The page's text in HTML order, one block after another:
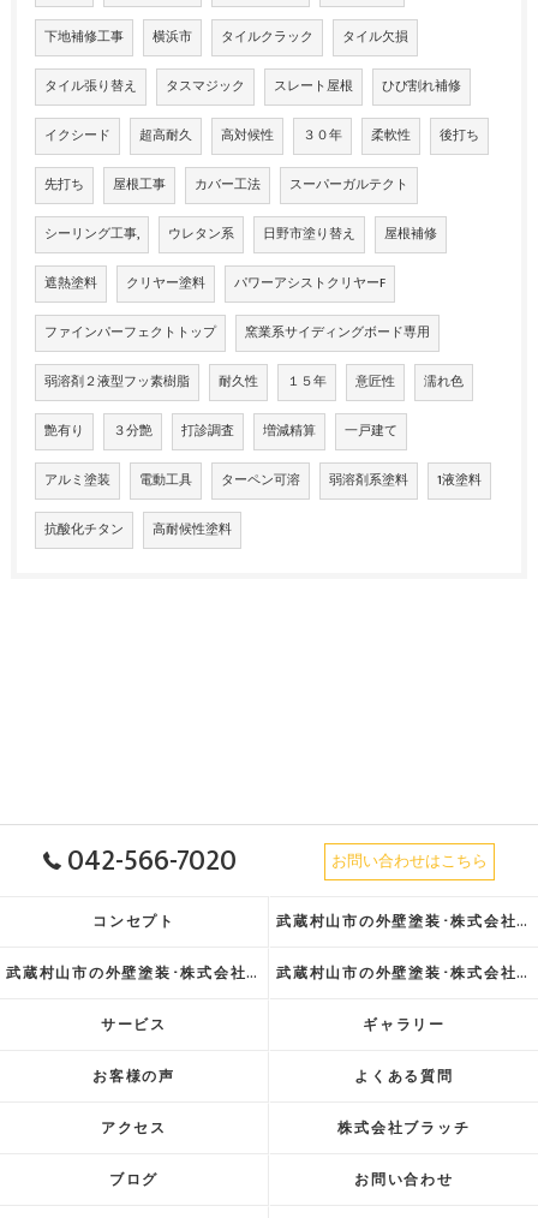
下地補修工事 横浜市 タイルクラック タイル欠損
タイル張り替え タスマジック スレート屋根 ひび割れ補修
イクシード 超高耐久 高対候性 ３０年 柔軟性 後打ち
先打ち 屋根工事 カバー工法 スーパーガルテクト
シーリング工事, ウレタン系 日野市塗り替え 屋根補修
遮熱塗料 クリヤー塗料 パワーアシストクリヤーF
ファインパーフェクトトップ 窯業系サイディングボード専用
弱溶剤２液型フッ素樹脂 耐久性 １５年 意匠性 濡れ色
艶有り ３分艶 打診調査 増減精算 一戸建て
アルミ塗装 電動工具 ターペン可溶 弱溶剤系塗料 1液塗料
抗酸化チタン 高耐候性塗料
042-566-7020 お問い合わせはこちら
コンセプト 武蔵村山市の外壁塗装･株式会社ブラッチの口コミ情報
武蔵村山市の外壁塗装･株式会社ブラッチの評判 武蔵村山市の外壁塗装･株式会社ブラッチのお客様の声
サービス ギャラリー
お客様の声 よくある質問
アクセス 株式会社ブラッチ
ブログ お問い合わせ